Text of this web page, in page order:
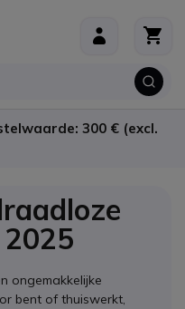
300 € (excl.
ongemakkelijke
bent of thuiswerkt,